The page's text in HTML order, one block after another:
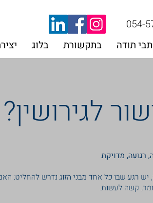
תודה בתקשורת בלוג
054-
לגירושין?
רגועה, מדויקת
יש רגע שבו כל אחד מבני הזוג נדרש להחליט:
קשה לעשות.